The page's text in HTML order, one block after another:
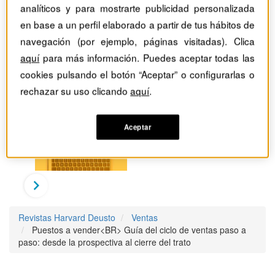
Revistas Harvard Deusto
Ventas
Puestos a vender<BR> Guía del ciclo de ventas paso a
paso: desde la prospectiva al cierre del trato
analíticos y para mostrarte publicidad personalizada
en base a un perfil elaborado a partir de tus hábitos de
navegación (por ejemplo, páginas visitadas). Clica
aquípara más información. Puedes aceptar todas las
cookies pulsando el botón “Aceptar” o configurarlas o
rechazar su uso clicandoaquí.
Aceptar